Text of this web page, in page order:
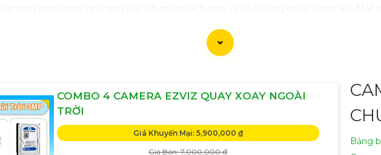
cho những ai muốn cải thiện chất lượng quay video trực tuyến, Logitech
rộng. Đồng thời, StreamCam cũng tương thích với nhiều ứng dụng live streaming
giúp bạn chọn được camera có micro thu âm phù hợp cho nhu cầu của mình.
ngần ngại để lại câu hỏi Cung cấp cho công trình!
COMBO 4 CAMERA EZVIZ QUAY XOAY NGOÀI
TRỜI
Giá Khuyến Mại: 5,900,000 ₫
Giá Bán: 7,000,000 ₫
Bảng